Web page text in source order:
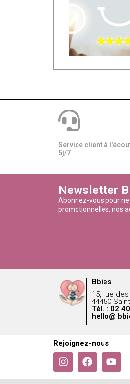
Service client à
5j/7
Newsletter
Abonnez-vous pour
promotionnelles, nos
Bbies
15, rue
44450
Tél. : 02
hello@
Rejoignez-nous